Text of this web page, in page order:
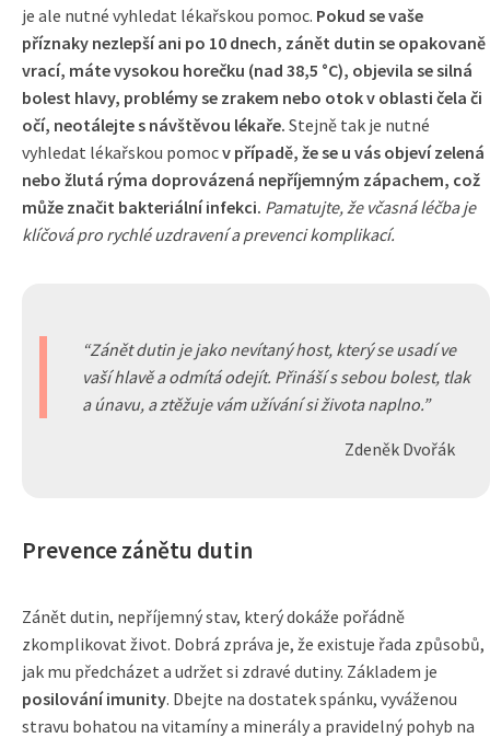
je ale nutné vyhledat lékařskou pomoc. Pokud se vaše
příznaky nezlepší ani po 10 dnech, zánět dutin se opakovaně
vrací, máte vysokou horečku (nad 38,5 °C), objevila se silná
bolest hlavy, problémy se zrakem nebo otok v oblasti čela či
očí, neotálejte s návštěvou lékaře. Stejně tak je nutné
vyhledat lékařskou pomocv případě, že se u vás objeví zelená
nebo žlutá rýma doprovázená nepříjemným zápachem, což
může značit bakteriální infekci. Pamatujte, že včasná léčba je
klíčová pro rychlé uzdravení a prevenci komplikací.
Zánět dutin je jako nevítaný host, který se usadí ve
vaší hlavě a odmítá odejít. Přináší s sebou bolest, tlak
a únavu, a ztěžuje vám užívání si života naplno.
Zdeněk Dvořák
Prevence zánětu dutin
Zánět dutin, nepříjemný stav, který dokáže pořádně
zkomplikovat život. Dobrá zpráva je, že existuje řada způsobů,
jak mu předcházet a udržet si zdravé dutiny. Základem je
posilování imunity. Dbejte na dostatek spánku, vyváženou
stravu bohatou na vitamíny a minerály a pravidelný pohyb na